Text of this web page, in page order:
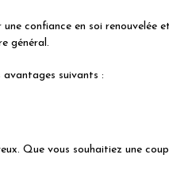
confiance en soi renouvelée
général.
suivants :
Que vous souhaitiez une